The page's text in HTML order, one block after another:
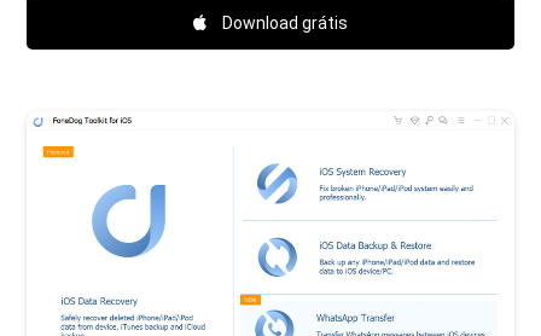
Download grátis